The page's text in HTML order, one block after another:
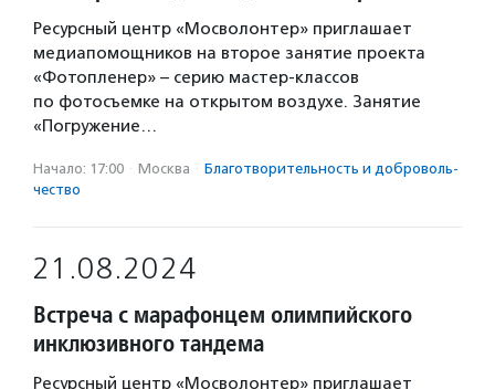
Ресурсный центр «Мосволонтер» приглашает
медиапомощников на второе занятие проекта
«Фотопленер» – серию мастер-классов
по фотосъемке на открытом воздухе. Занятие
«Погружение…
Начало: 17:00 · Москва · Благотвори­тель­ность и доброволь­
чест­во
21.08.2024
Встреча с марафонцем олимпийского
инклюзивного тандема
Ресурсный центр «Мосволонтер» приглашает